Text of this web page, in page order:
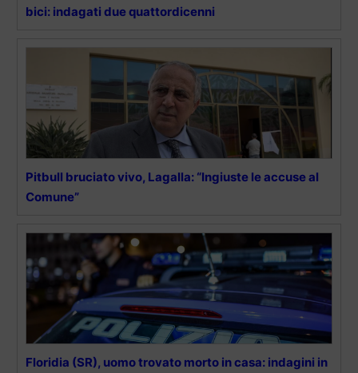
bici: indagati due quattordicenni
Pitbull bruciato vivo, Lagalla: “Ingiuste le accuse al
Comune”
Floridia (SR), uomo trovato morto in casa: indagini in